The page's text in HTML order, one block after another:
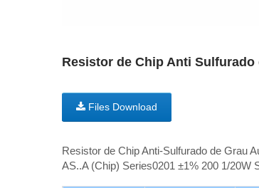
Resistor de Chip Anti Sulfurado
Files Download
Resistor de Chip Anti-Sulfurado de Grau
AS..A (Chip) Series0201 ±1% 200 1/20W